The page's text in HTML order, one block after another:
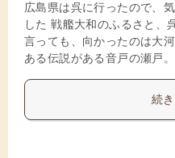
広島県は呉に行ったので、
した 戦艦大和のふるさと、
言っても、向かったのは大
ある伝説がある音戸の瀬戸
続